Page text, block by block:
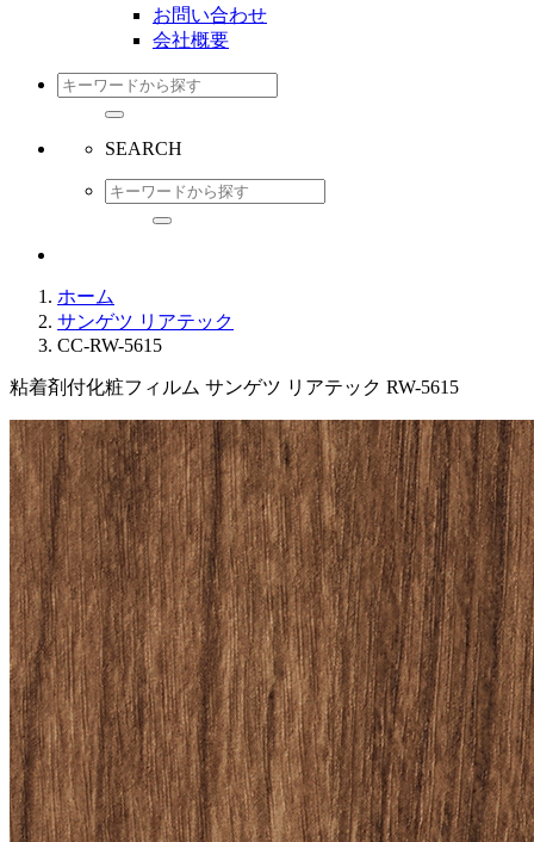
お問い合わせ
会社概要
SEARCH
ホーム
サンゲツ リアテック
CC-RW-5615
粘着剤付化粧フィルム サンゲツ リアテック RW-5615